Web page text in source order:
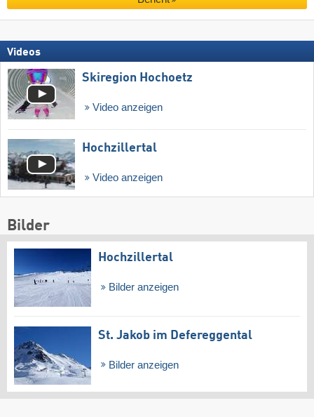
Videos
Skiregion Hochoetz
Video anzeigen
Hochzillertal
Video anzeigen
Bilder
Hochzillertal
Bilder anzeigen
St. Jakob im Defereggental
Bilder anzeigen